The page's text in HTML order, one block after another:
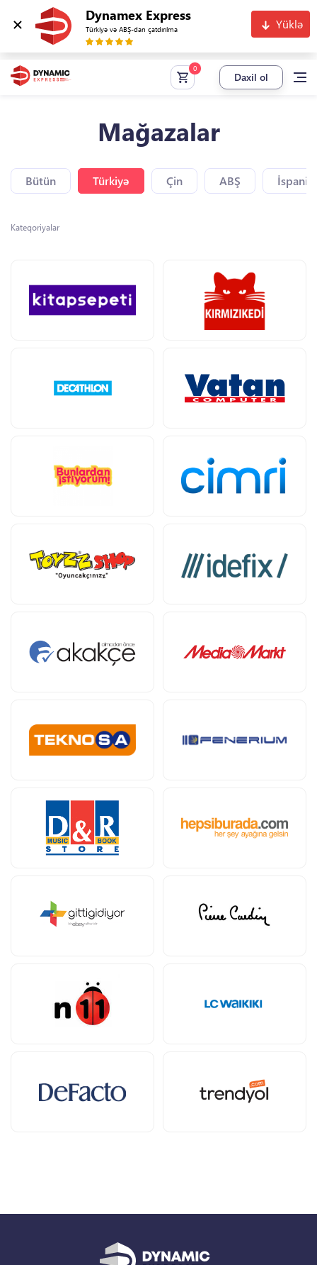
Dynamex Express
Türkiyə və ABŞ-dan çatdırılma Yüklə
Daxil ol
Mağazalar
Bütün Türkiyə Çin ABŞ
Kateqoriyalar